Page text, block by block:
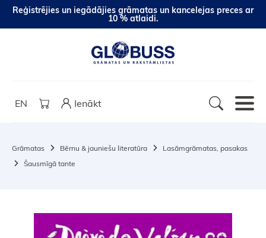
Reģistrējies un iegādājies grāmatas un kancelejas preces ar
10 % atlaidi.
EN Ienākt
Grāmatas Bērnu & jauniešu literatūra
Lasāmgrāmatas, pasakas
Šausmīgā tante